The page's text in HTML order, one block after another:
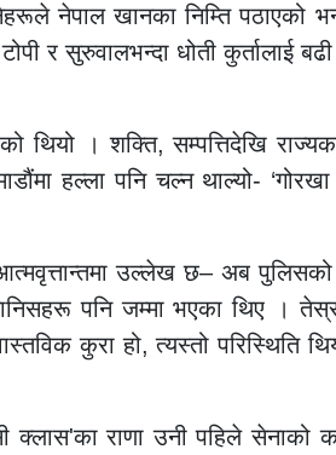
नेपाल खानका निम्ति पठाएको
र सुरुवालभन्दा धोती कुर्तालाई बढी
थियो । शक्ति, सम्पत्तिदेखि
हल्ला पनि चल्न थाल्यो-
उल्लेख छ– अब पुलिसको
पनि जम्मा भएका थिए ।
कुरा हो, त्यस्तो परिस्थिति
क्लास'का राणा उनी पहिले सेनाको